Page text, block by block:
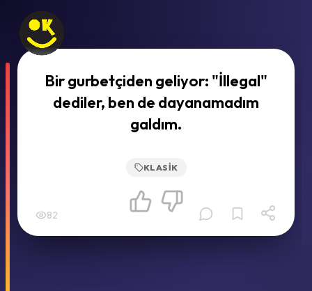
Bir gurbetçiden geliyor: "İllegal"
dediler, ben de dayanamadım
galdım.
KLASIK
82